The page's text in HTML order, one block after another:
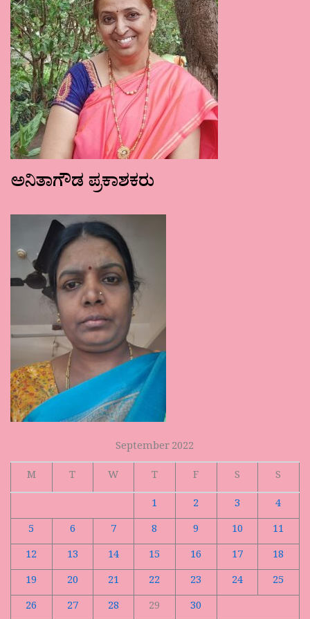
ಅನಿತಾಗೌಡ ಪ್ರಕಾಶಕರು
September 2022
M
T W T F S
S
1
2 3
4
5
6 7 8 9 10
11
12
13 14 15 16 17
18
19
20 21 22 23 24
25
26
27 28 29 30